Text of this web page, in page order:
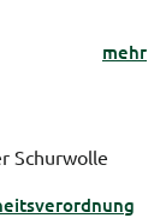
mehr
Schurwolle